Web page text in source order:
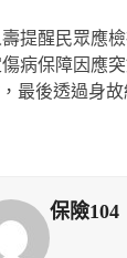
提醒民眾應
病保障因應
最後透過身
保險104